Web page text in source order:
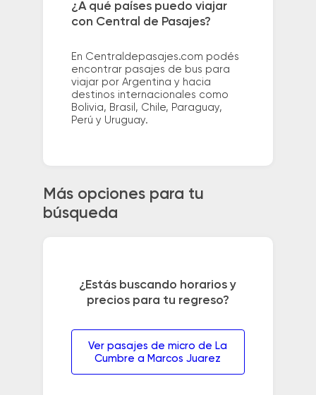
¿A qué países puedo viajar
con Central de Pasajes?
En Centraldepasajes.com podés
encontrar pasajes de bus para
viajar por Argentina y hacia
destinos internacionales como
Bolivia, Brasil, Chile, Paraguay,
Perú y Uruguay.
Más opciones para tu
búsqueda
¿Estás buscando horarios y
precios para tu regreso?
Ver pasajes de micro de La
Cumbre a Marcos Juarez